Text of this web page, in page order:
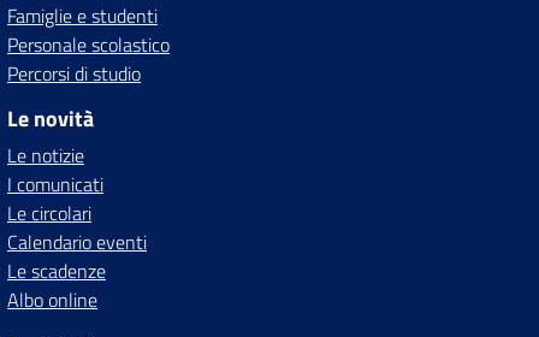
Famiglie e studenti
Personale scolastico
Percorsi di studio
Le novità
Le notizie
I comunicati
Le circolari
Calendario eventi
Le scadenze
Albo online